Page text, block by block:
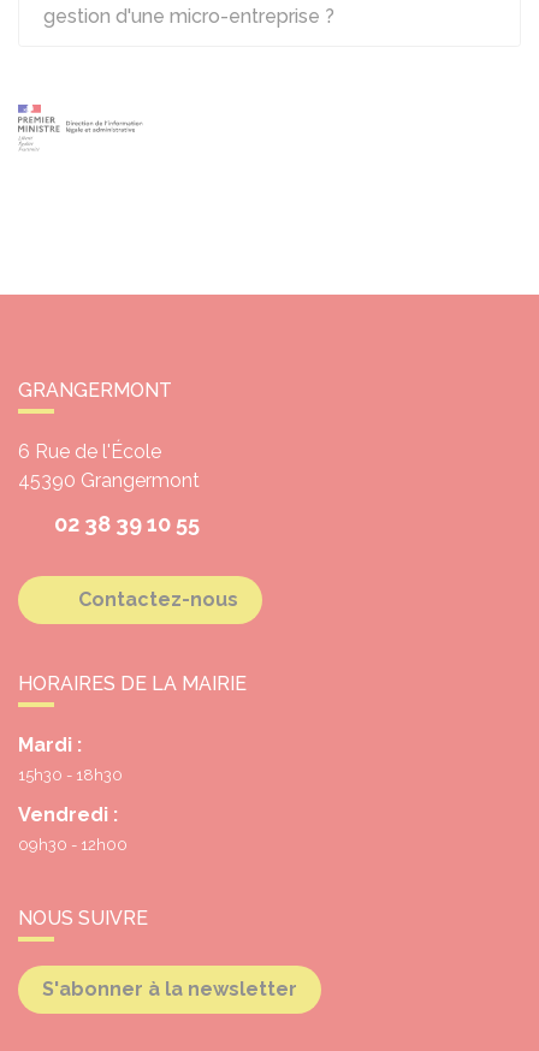
gestion d'une micro-entreprise ?
GRANGERMONT
6 Rue de l'École
45390 Grangermont
02 38 39 10 55
Contactez-nous
HORAIRES DE LA MAIRIE
Mardi :
15h30 - 18h30
Vendredi :
09h30 - 12h00
NOUS SUIVRE
S'abonner à la newsletter